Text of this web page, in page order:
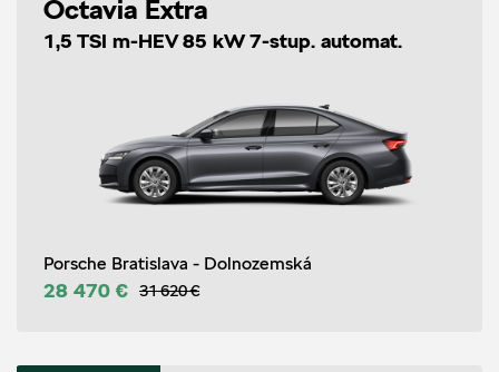
Octavia Extra
1,5 TSI m-HEV 85 kW 7-stup. automat.
Porsche Bratislava - Dolnozemská
28 470 € 31 620 €